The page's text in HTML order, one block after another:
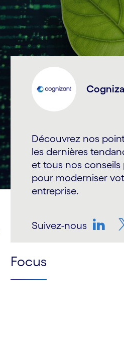
Découvrez nos
les dernières
et tous nos conseils
pour moderniser
entreprise.
Suivez-nous
Focus